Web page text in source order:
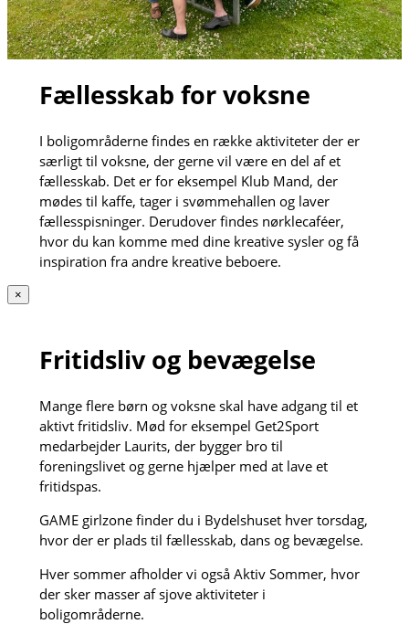
Fællesskab for voksne
I boligområderne findes en række aktiviteter der er
særligt til voksne, der gerne vil være en del af et
fællesskab. Det er for eksempel Klub Mand, der
mødes til kaffe, tager i svømmehallen og laver
fællesspisninger. Derudover findes nørklecaféer,
hvor du kan komme med dine kreative sysler og få
inspiration fra andre kreative beboere.
×
Fritidsliv og bevægelse
Mange flere børn og voksne skal have adgang til et
aktivt fritidsliv. Mød for eksempel Get2Sport
medarbejder Laurits, der bygger bro til
foreningslivet og gerne hjælper med at lave et
fritidspas.
GAME girlzone finder du i Bydelshuset hver torsdag,
hvor der er plads til fællesskab, dans og bevægelse.
Hver sommer afholder vi også Aktiv Sommer, hvor
der sker masser af sjove aktiviteter i
boligområderne.